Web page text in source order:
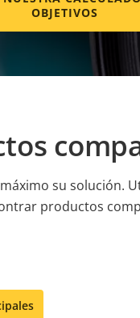
OBJETIVOS
su solución.
productos